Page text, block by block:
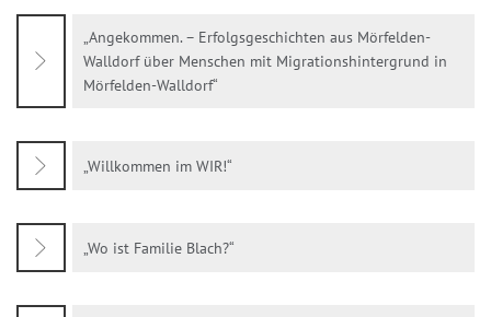
„Angekommen. – Erfolgsgeschichten aus Mörfelden-
Walldorf über Menschen mit Migrationshintergrund in
Mörfelden-Walldorf“
„Willkommen im WIR!“
„Wo ist Familie Blach?“